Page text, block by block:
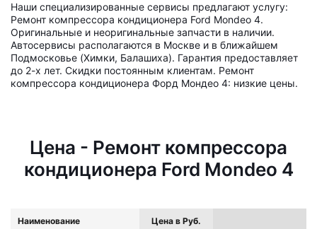
Наши специализированные сервисы предлагают услугу:
Ремонт компрессора кондиционера Ford Mondeo 4.
Оригинальные и неоригинальные запчасти в наличии.
Автосервисы располагаются в Москве и в ближайшем
Подмосковье (Химки, Балашиха). Гарантия предоставляет
до 2-х лет. Скидки постоянным клиентам. Ремонт
компрессора кондиционера Форд Мондео 4: низкие цены.
Цена - Ремонт компрессора
кондиционера Ford Mondeo 4
Наименование Цена в Руб.